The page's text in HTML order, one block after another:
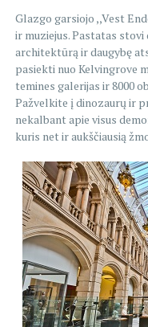
Glazgo garsiojo ,,Vest
ir muziejus. Pastatas
architektūrą ir daugybę
pasiekti nuo Kelvingrove
temines galerijas ir 8000
Pažvelkite į dinozaurų ir
nekalbant apie visus
kuris net ir aukščiausią